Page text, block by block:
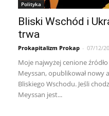
Polityka
Bliski Wschód i
trwa
Prokapitalizm Prokap - 07/12/
Moje najwyżej cenione
Meyssan, opublikował nowy
Bliskiego Wschodu. Jeśli
Meyssan jest...